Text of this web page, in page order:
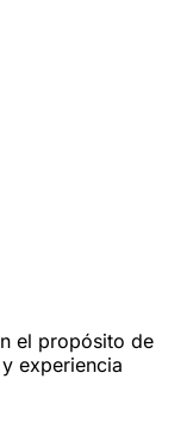
el propósito de
experiencia